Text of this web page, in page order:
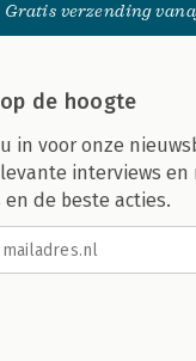
Gratis verzending
de hoogte
in voor onze
interviews en
de beste acties.